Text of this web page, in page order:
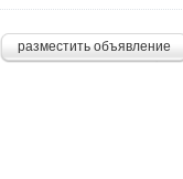
разместить объявление